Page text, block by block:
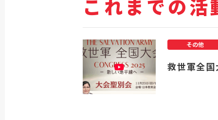
これまでの活
救世軍全
その他